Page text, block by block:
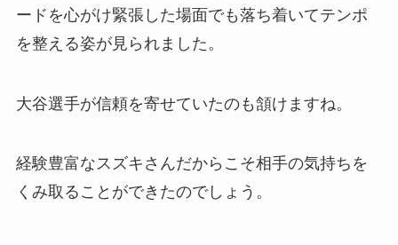
ードを心がけ緊張した場面でも落ち着いてテンポ
を整える姿が見られました。
大谷選手が信頼を寄せていたのも頷けますね。
経験豊富なスズキさんだからこそ相手の気持ちを
くみ取ることができたのでしょう。